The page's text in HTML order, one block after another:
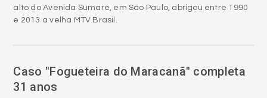
person Antonio Colossi
access_time